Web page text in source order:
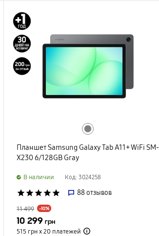
Планшет Samsung Galaxy Tab A11+ WiFi SM-
X230 6/128GB Gray
B наличии Код: 3024258
star star star star star 88отзывов
11 499 -10%
10 299 грн
515 грн х 20 платежей